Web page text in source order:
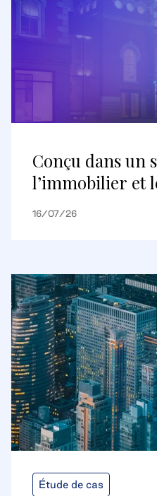
Conçu dans un
l’immobilier et
terme
16/07/26
Étude de cas